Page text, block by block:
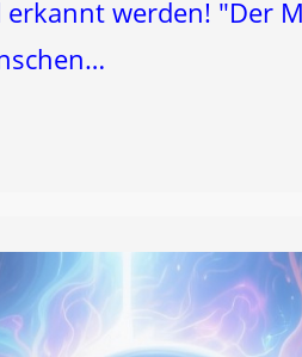
werden! "Der